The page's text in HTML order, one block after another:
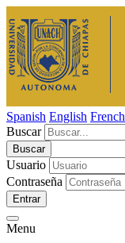
Spanish English French
Buscar
Usuario
Contraseña
Entrar
Menu